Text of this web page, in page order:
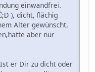
einwandfrei.
), dicht, flächig
Alter gewünscht,
aber nur
er Dir zu dicht oder